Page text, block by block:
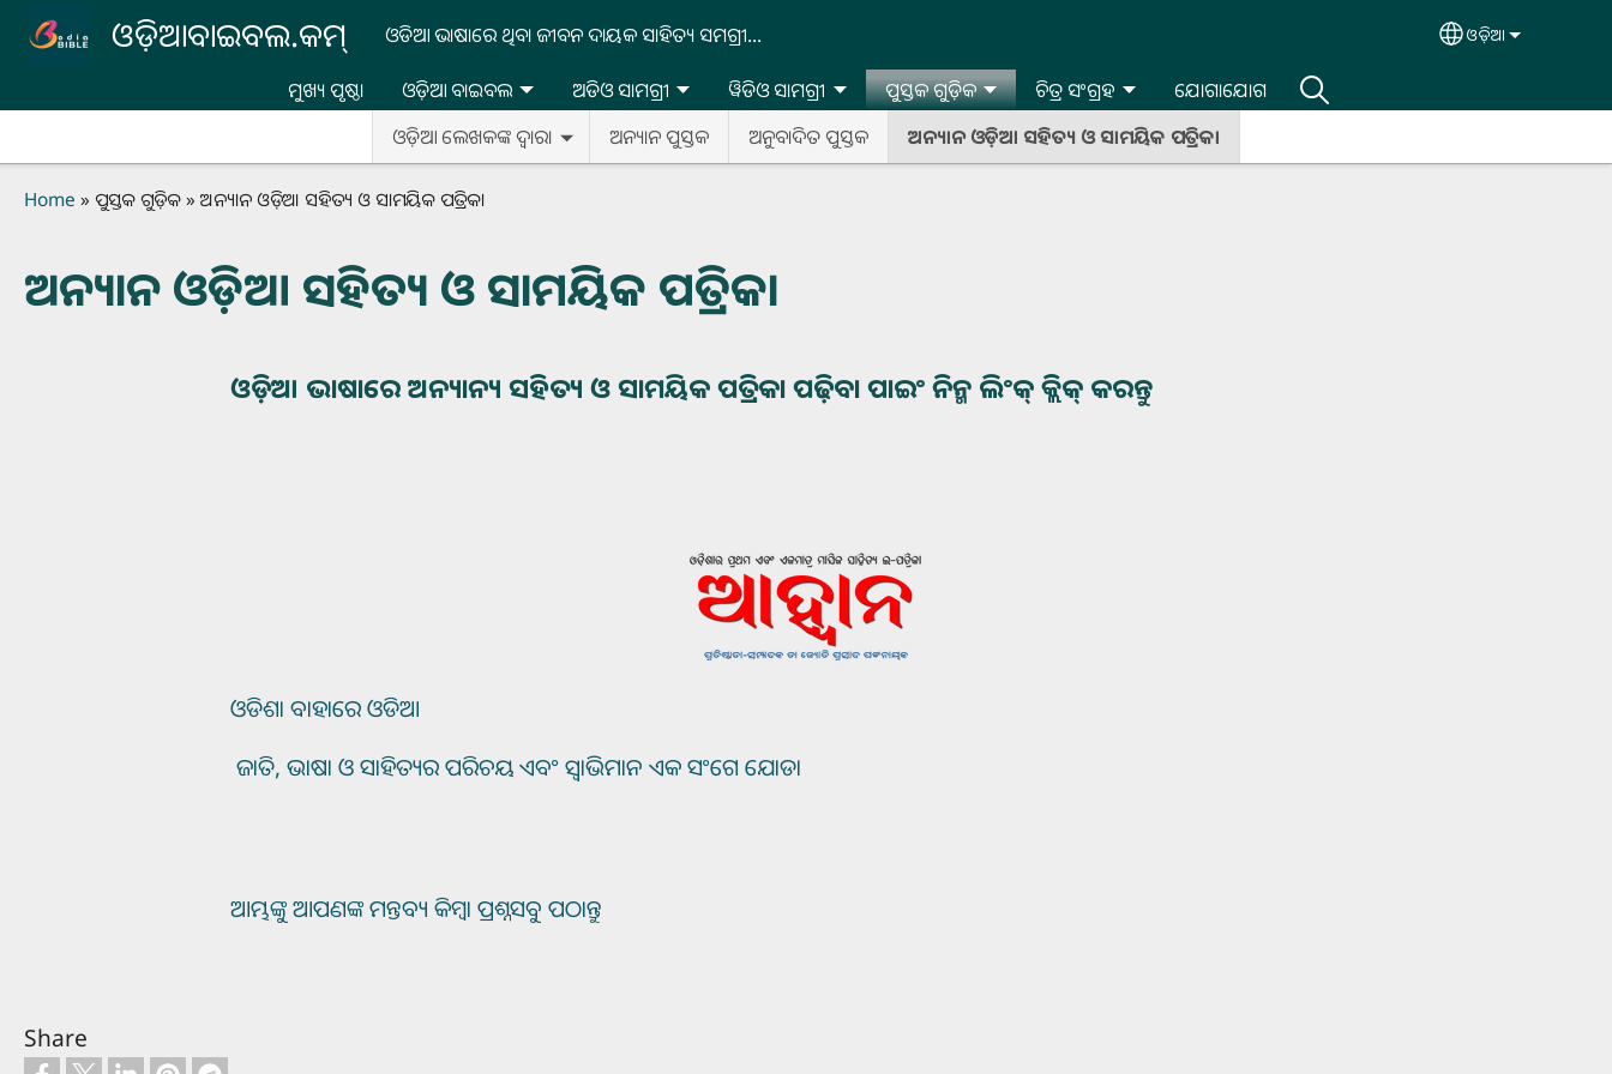
Skip to main contentଓଡ଼ିଆବାଇବଲ.କମ୍ ଓଡିଆ ଭାଷାରେ ଥିବା ଜୀବନ ଦାୟକ ସାହିତ୍ୟ ସମଗ୍ରୀ... Select your
ଓଡ଼ିଆ
ମୁଖ୍ୟ ପୃଷ୍ଠା ଓଡ଼ିଆ ବାଇବଲ ଅଡିଓ ସାମଗ୍ରୀ ୱିଡିଓ ସାମଗ୍ରୀ
ପୁସ୍ତକ ଗୁଡ଼ିକ
ଓଡ଼ିଆ ଲେଖକଙ୍କ ଦ୍ୱାରା
ଅନ୍ୟାନ ପୁସ୍ତକ ଅନୁବାଦିତ ପୁସ୍ତକ ଅନ୍ୟାନ ଓଡ଼ିଆ ସହିତ୍ୟ ଓ ସାମୟିକ ପତ୍ରିକା
ଚିତ୍ର ସଂଗ୍ରହ ଯୋଗାଯୋଗ
Breadcrumb
Home ପୁସ୍ତକ ଗୁଡ଼ିକ ଅନ୍ୟାନ ଓଡ଼ିଆ ସହିତ୍ୟ ଓ ସାମୟିକ ପତ୍ରିକା
ଅନ୍ୟାନ ଓଡ଼ିଆ ସହିତ୍ୟ ଓ ସାମୟିକ ପତ୍ରିକା
ଓଡ଼ିଆ ଭାଷାରେ ଅନ୍ୟାନ୍ୟ ସହିତ୍ୟ ଓ ସାମୟିକ ପତ୍ରିକା ପଢ଼ିବା ପାଇଂ ନିନ୍ମ ଲିଂକ୍ କ୍ଲିକ୍ କରନ୍ତୁ
ଓଡିଶା ବାହାରେ ଓଡିଆ
ଜାତି, ଭାଷା ଓ ସାହିତ୍ୟର ପରିଚୟ ଏବଂ ସ୍ୱାଭିମାନ ଏକ ସଂଗେ ଯୋଡା
ଆମ୍ଭଙ୍କୁ ଆପଣଙ୍କ ମନ୍ତବ୍ୟ କିମ୍ବା ପ୍ରଶ୍ନସବୁ ପଠାନ୍ତୁ
Share